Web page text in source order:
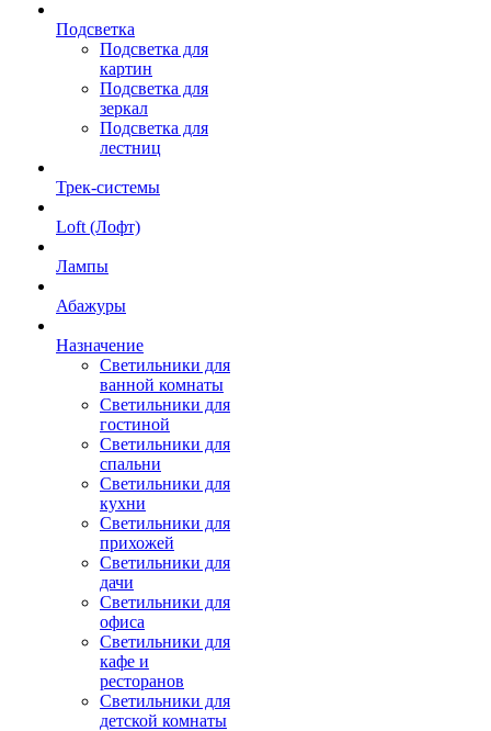
Подсветка
Подсветка для
картин
Подсветка для
зеркал
Подсветка для
лестниц
Трек-системы
Loft (Лофт)
Лампы
Абажуры
Назначение
Светильники для
ванной комнаты
Светильники для
гостиной
Светильники для
спальни
Светильники для
кухни
Светильники для
прихожей
Светильники для
дачи
Светильники для
офиса
Светильники для
кафе и
ресторанов
Светильники для
детской комнаты